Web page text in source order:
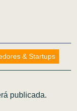
& Startups
publicada.